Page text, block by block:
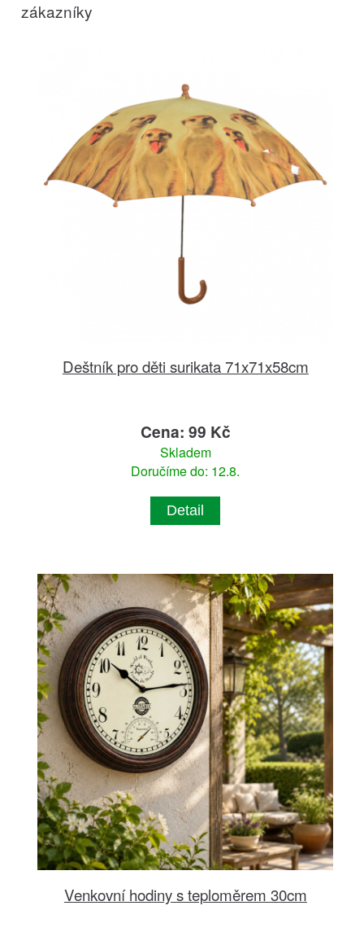
zákazníky
Deštník pro děti surikata 71x71x58cm
Cena: 99 Kč
Skladem
Doručíme do: 12.8.
Detail
Venkovní hodiny s teploměrem 30cm